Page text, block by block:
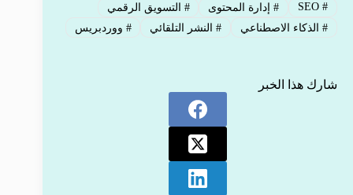
#
SEO
#إدارة المحتوى # التسويق الرقمي
#الذكاء الاصطناعي #النشر التلقائي # ووردبريس
شارك هذا الخبر